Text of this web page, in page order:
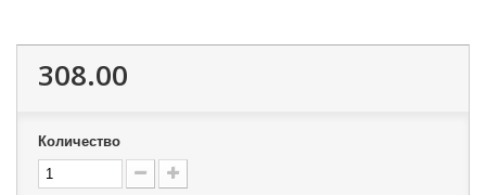
308.00
Количество